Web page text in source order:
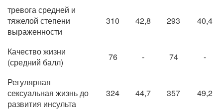
тревога средней и
тяжелой степени
выраженности
310 42,8 293 40,4
Качество жизни
(средний балл)
76 - 74 -
Регулярная
сексуальная жизнь до
развития инсульта
324 44,7 357 49,2